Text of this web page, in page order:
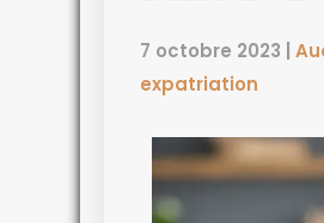
7 octobre 2023
expatriation